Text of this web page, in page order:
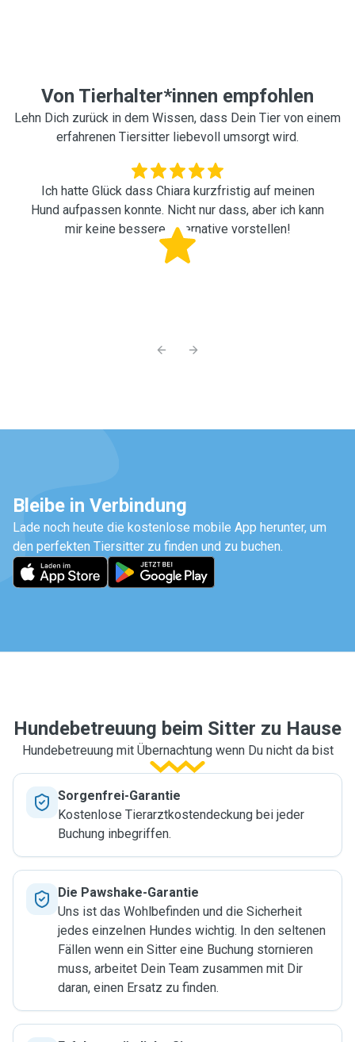
Von Tierhalter*innen empfohlen
Lehn Dich zurück in dem Wissen, dass Dein Tier von einem
erfahrenen Tiersitter liebevoll umsorgt wird.
Ich hatte Glück dass Chiara kurzfristig auf meinen
Hund aufpassen konnte. Nicht nur dass, aber ich kann
mir keine bessere Alternative vorstellen!
Oana
Previous slide
Next slide
Bleibe in Verbindung
Lade noch heute die kostenlose mobile App herunter, um
den perfekten Tiersitter zu finden und zu buchen.
Hundebetreuung beim Sitter zu Hause
Hundebetreuung mit Übernachtung wenn Du nicht da bist
Sorgenfrei-Garantie
Kostenlose Tierarztkostendeckung bei jeder
Buchung inbegriffen.
Die Pawshake-Garantie
Uns ist das Wohlbefinden und die Sicherheit
jedes einzelnen Hundes wichtig. In den seltenen
Fällen wenn ein Sitter eine Buchung stornieren
muss, arbeitet Dein Team zusammen mit Dir
daran, einen Ersatz zu finden.